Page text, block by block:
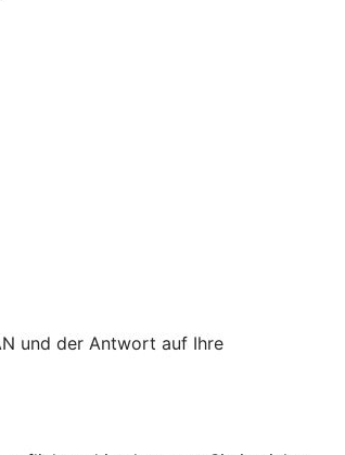
und der Antwort auf Ihre